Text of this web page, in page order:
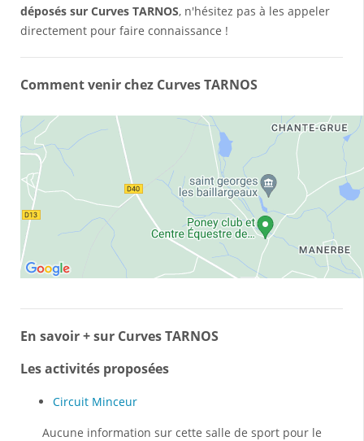
déposés sur Curves TARNOS, n'hésitez pas à les appeler
directement pour faire connaissance !
Comment venir chez Curves TARNOS
En savoir + sur Curves TARNOS
Les activités proposées
Circuit Minceur
Aucune information sur cette salle de sport pour le